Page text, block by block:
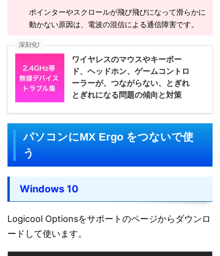
ポインターやスクロールが飛び飛びになって滑らかに
動かない原因は、電波の混信による通信障害です。
深刻化!
ワイヤレスのマウスやキーボー
ド、ヘッドホン、ゲームコントロ
ーラーが、つながらない、とぎれ
とぎれになる問題の傾向と対策
パソコンにMX Ergo をつないで使
う
Windows 10
Logicool Optionsをサポートのページからダウンロ
ードして使います。